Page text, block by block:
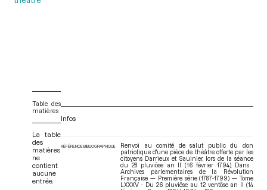
Table des
matières
La table
des
matières
ne
contient
aucune
entrée.
Infos
RÉFÉRENCE BIBLIOGRAPHIQUE
Renvoi au comité de salut public du don
patriotique d'une pièce de théâtre offerte par les
citoyens Darrieux et Saulnier, lors de la séance
du 28 pluviôse an II (16 février 1794). Dans :
Archives parlementaires de la Révolution
Française — Première série (1787-1799) — Tome
LXXXV - Du 26 pluviôse au 12 ventôse an II (14